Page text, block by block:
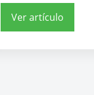
Ver artículo